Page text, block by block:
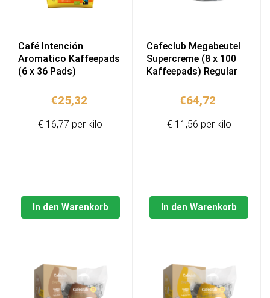
Café Intención
Aromatico Kaffeepads
(6 x 36 Pads)
€25,32
In den Warenkorb
€ 16,77 per kilo
Cafeclub Megabeutel
Supercreme (8 x 100
Kaffeepads) Regular
€64,72
In den Warenkorb
€ 11,56 per kilo